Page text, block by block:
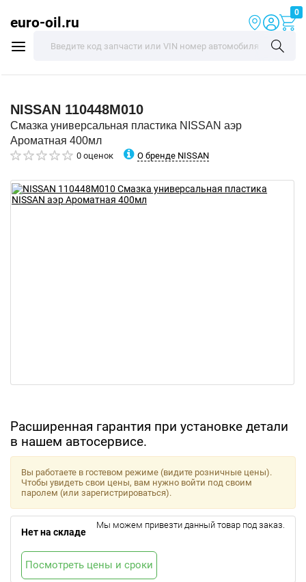
euro-oil.ru
0
NISSAN 110448M010
Смазка универсальная пластика NISSAN аэр
Ароматная 400мл
0 оценок О бренде NISSAN
Расширенная гарантия при установке детали
в нашем автосервисе.
Вы работаете в гостевом режиме (видите розничные цены).
Чтобы увидеть свои цены, вам нужно войти под своим
паролем (или зарегистрироваться).
Нет на складе
Мы можем привезти данный товар под заказ.
Посмотреть цены и сроки